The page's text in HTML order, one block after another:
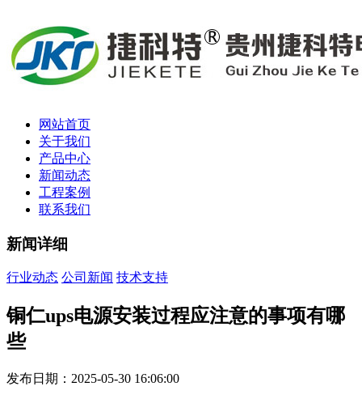
网站首页
关于我们
产品中心
新闻动态
工程案例
联系我们
新闻详细
行业动态 公司新闻 技术支持
铜仁ups电源安装过程应注意的事项有哪
些
发布日期：2025-05-30 16:06:00